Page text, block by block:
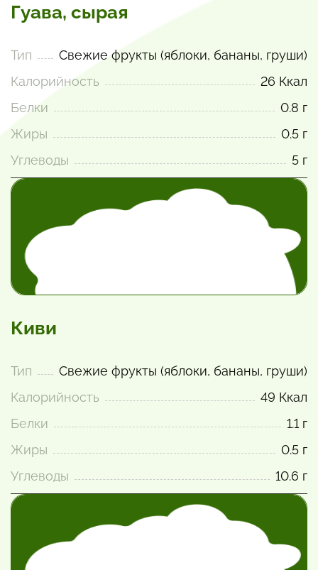
Гуава, сырая
Тип
Свежие фрукты (яблоки, бананы, груши)
Калорийность
26 Ккал
Белки
0.8 г
Жиры
0.5 г
Углеводы
5 г
Киви
Тип
Свежие фрукты (яблоки, бананы, груши)
Калорийность
49 Ккал
Белки
1.1 г
Жиры
0.5 г
Углеводы
10.6 г